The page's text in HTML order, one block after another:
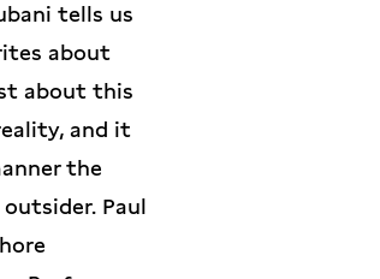
tells us
about
about this
and it
the
Paul